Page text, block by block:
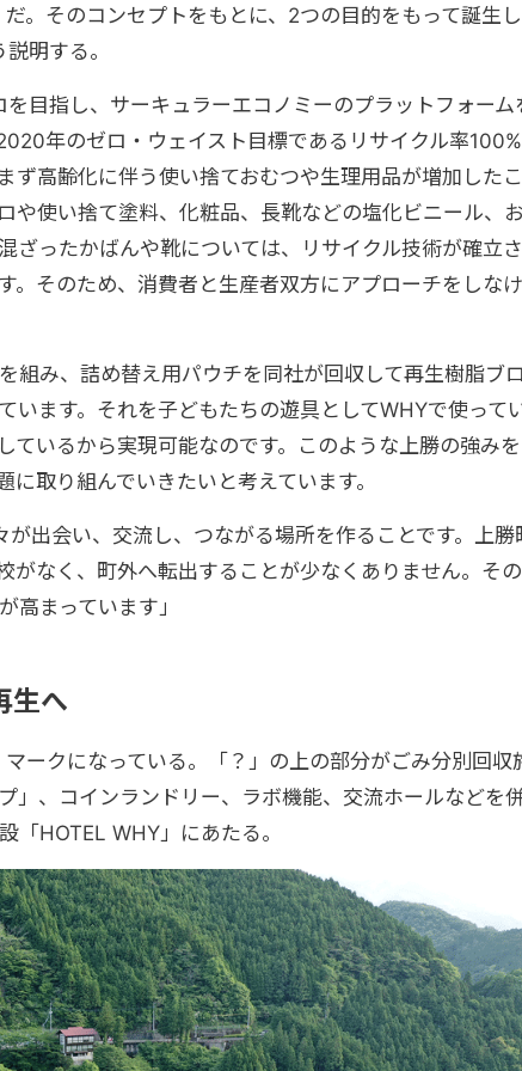
。そのコンセプトをもとに、2つの目的をもって誕生し
明する。
を目指し、サーキュラーエコノミーのプラットフォーム
年のゼロ・ウェイスト目標であるリサイクル率100%
ず高齢化に伴う使い捨ておむつや生理用品が増加したこ
や使い捨て塗料、化粧品、長靴などの塩化ビニール、お
ざったかばんや靴については、リサイクル技術が確立さ
。そのため、消費者と生産者双方にアプローチをしなけ
組み、詰め替え用パウチを同社が回収して再生樹脂ブロ
います。それを子どもたちの遊具としてWHYで使って
ているから実現可能なのです。このような上勝の強みを
取り組んでいきたいと考えています。
出会い、交流し、つながる場所を作ることです。上勝
がなく、町外へ転出することが少なくありません。その
高まっています」
生へ
ークになっている。「 ？」の上の部分がごみ分別回収
」、コインランドリー、ラボ機能、交流ホールなどを
「HOTEL WHY」にあたる。